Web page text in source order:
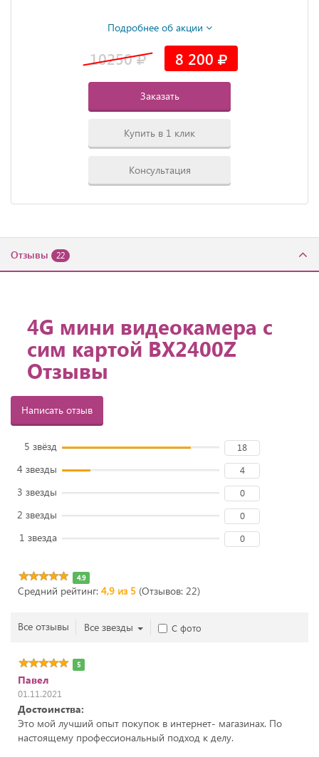
Подробнее об акции
10250 8 200
Заказать
Купить в 1 клик
Консультация
Отзывы 22
4G мини видеокамера с
сим картой BX2400Z
Отзывы
Написать отзыв
5 звёзд 18
4 звезды 4
3 звезды 0
2 звезды 0
1 звезда 0
4.9
Средний рейтинг: 4,9 из 5 (Отзывов: 22)
Все отзывы Все звезды С фото
5
Павел
01.11.2021
Достоинства:
Это мой лучший опыт покупок в интернет- магазинах. По
настоящему профессиональный подход к делу.